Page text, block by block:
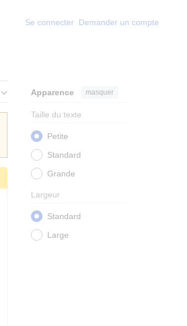
Se connecter Demander un compte
Apparence masquer
Taille du texte
Petite
Standard
Grande
Largeur
Standard
Large